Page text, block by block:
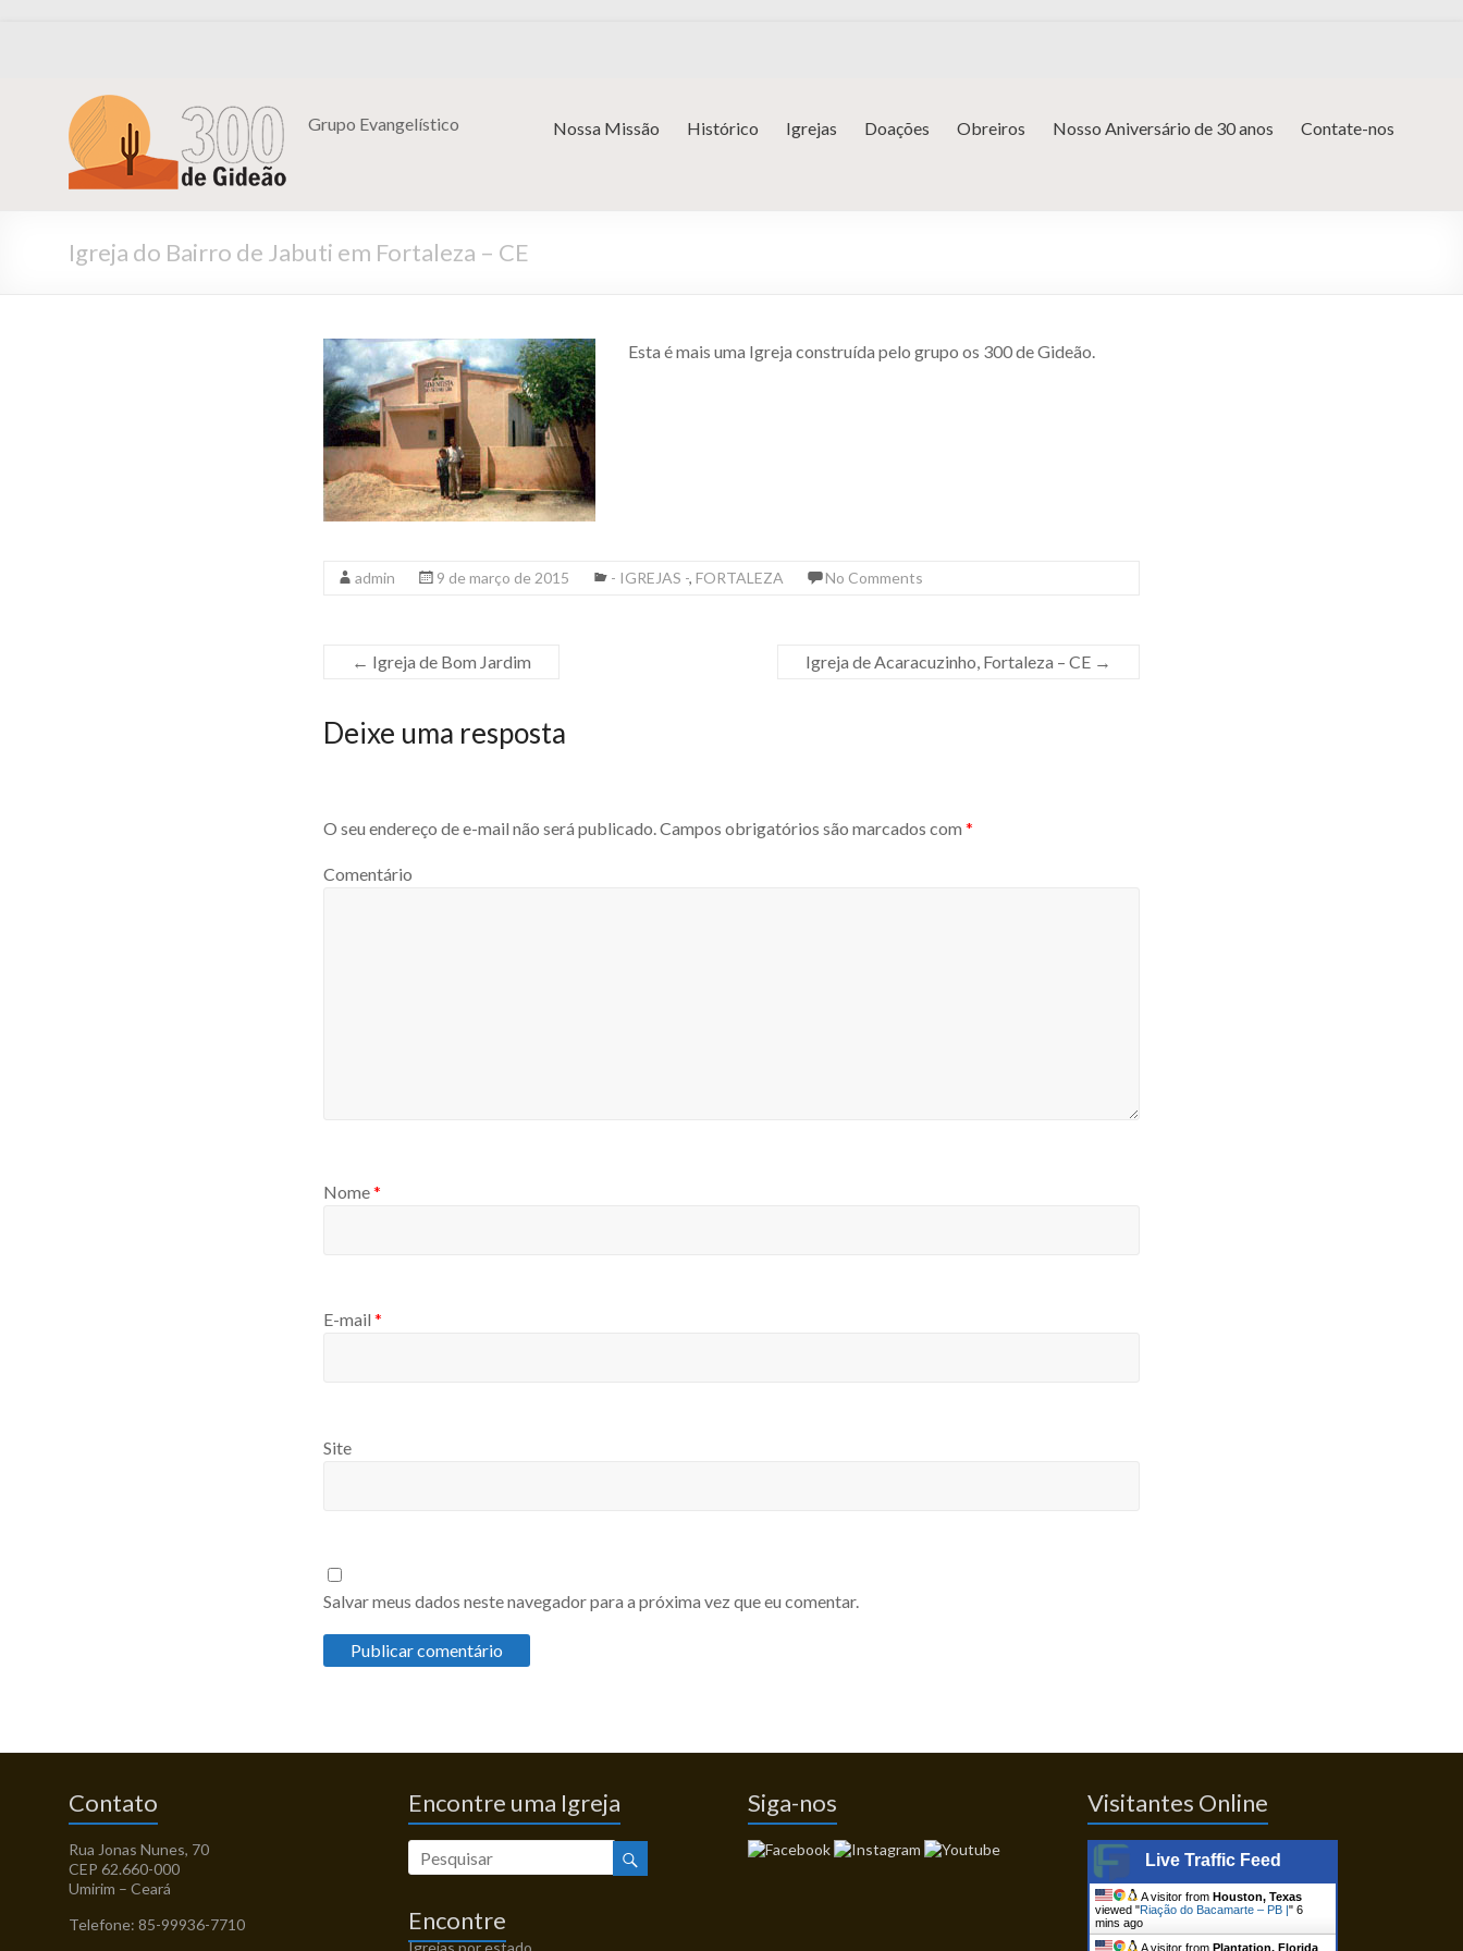
Grupo Evangelístico Nossa Missão Histórico Igrejas Doações Obreiros Nosso Aniversário de 30 anos Contate-nos
Igreja do Bairro de Jabuti em Fortaleza – CE
Esta é mais uma Igreja construída pelo grupo os 300 de Gideão.
admin 9 de março de 2015 - IGREJAS -, FORTALEZA No Comments
← Igreja de Bom Jardim Igreja de Acaracuzinho, Fortaleza – CE →
Deixe uma resposta
O seu endereço de e-mail não será publicado.Campos obrigatórios são marcados com *
Comentário
Nome*
E-mail *
Site
Salvar meus dados neste navegador para a próxima vez que eu comentar.
Contato
Rua Jonas Nunes, 70
CEP 62.660-000
Umirim – Ceará
Telefone: 85-99936-7710
Encontre uma Igreja
Encontre
Igrejas por estado
Siga-nos Visitantes Online
Live Traffic Feed
A visitor from Houston, Texas
viewed "Riação do Bacamarte – PB | " 6
mins ago
A visitor from Plantation, Florida